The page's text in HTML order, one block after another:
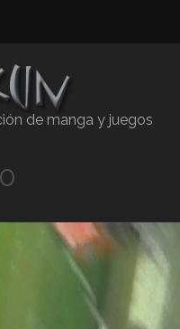
de manga y juegos